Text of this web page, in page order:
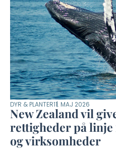
DYR & PLANTER11. MAJ 2026
New Zealand vil
rettigheder på linje
og virksomheder